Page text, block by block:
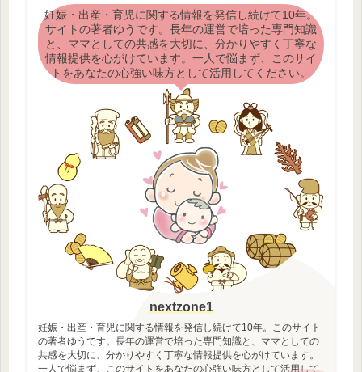
妊娠・出産・育児に関する情報を発信し続けて10年。
サイトの著者ゆうです。長年の運営で培った専門知識
と、ママとしての共感を大切に、分かりやすく丁寧な
情報提供を心がけています。一人で悩まず、このサイ
トをあなたの心強い味方として活用してください。
nextzone1
妊娠・出産・育児に関する情報を発信し続けて10年。このサイト
の著者ゆうです。長年の運営で培った専門知識と、ママとしての
共感を大切に、分かりやすく丁寧な情報提供を心がけています。
一人で悩まず、このサイトをあなたの心強い味方として活用して